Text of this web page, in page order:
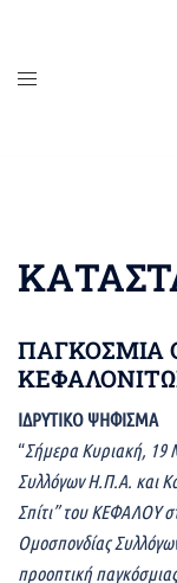
content
ΠΑΓΚΟΣΜΙΑ
ΙΔΡΥΤΙΚΟ ΨΗΦΙΣΜΑ
“Σήμερα Κυριακή, 19
Συλλόγων Η.Π.Α. και
Σπίτι” του ΚΕΦΑΛΟΥ
Ομοσπονδίας
προοπτική